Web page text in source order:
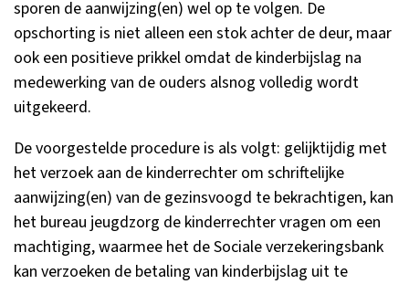
sporen de aanwijzing(en) wel op te volgen. De
opschorting is niet alleen een stok achter de deur, maar
ook een positieve prikkel omdat de kinderbijslag na
medewerking van de ouders alsnog volledig wordt
uitgekeerd.
De voorgestelde procedure is als volgt: gelijktijdig met
het verzoek aan de kinderrechter om schriftelijke
aanwijzing(en) van de gezinsvoogd te bekrachtigen, kan
het bureau jeugdzorg de kinderrechter vragen om een
machtiging, waarmee het de Sociale verzekeringsbank
kan verzoeken de betaling van kinderbijslag uit te